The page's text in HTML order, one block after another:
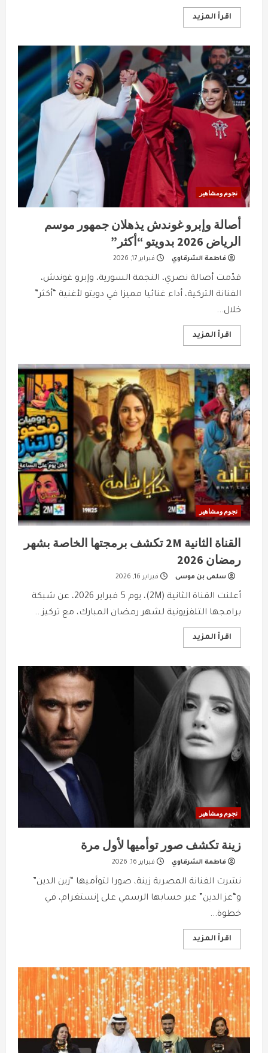
اقرأ المزيدRead
more
الملحون..
نجمة
“إكس
فاكتور”
تطلق
جديدها
الغنائي
نجوم ومشاهير
أصالة وإبرو غوندش يذهلان جمهور موسم
الرياض 2026 بدويتو “أكثر”
فاطمة الشرقاوي فبراير 17, 2026
قدّمت أصالة نصري، النجمة السورية، وإبرو غوندش،
الفنانة التركية، أداء غنائيا مميزا في دويتو لأغنية “أكثر”
خلال...
اقرأ المزيدRead
more
وإبرو
غوندش
يذهلان
جمهور
موسم
الرياض
2026
بدويتو
“أكثر”
نجوم ومشاهير
القناة الثانية 2M تكشف برمجتها الخاصة بشهر
رمضان 2026
سلمى بن موسى فبراير 16, 2026
أعلنت القناة الثانية (2M)، يوم 5 فبراير 2026، عن شبكة
برامجها التلفزيونية لشهر رمضان المبارك، مع تركيز...
اقرأ المزيدRead
more
الثانية
2M
تكشف
برمجتها
الخاصة
بشهر
رمضان
2026
نجوم ومشاهير
زينة تكشف صور توأميها لأول مرة
فاطمة الشرقاوي فبراير 16, 2026
نشرت الفنانة المصرية زينة، صورا لتوأميها “زين الدين”
و“عز الدين” عبر حسابها الرسمي على إنستغرام، في
خطوة...
اقرأ المزيدRead
more
تكشف
صور
توأميها
لأول
مرة